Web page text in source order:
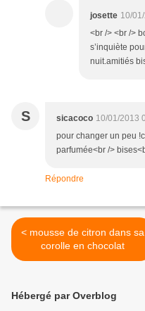
josette 10/
<br /> <br />
s’inquiète
nuit.amitiés
S sicacoco 10/01/2013
pour changer un peu
parfumée<br />
Répondre
< mousse de citron dans sa
corolle en chocolat
Hébergé par Overblog